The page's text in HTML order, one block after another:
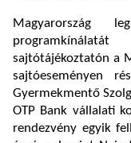
Magyarország
sajtótájékoztatón a
sajtóeseményen
Gyermekmentő
OTP Bank vállalati
rendezvény egyik